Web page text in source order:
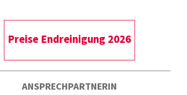
Preise Endreinigung 2026
ANSPRECHPARTNERIN